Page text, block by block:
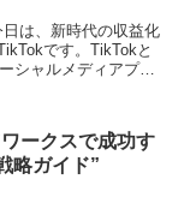
は、新時代の収益化
です。TikTokと
シャルメディアプラ
ークスで成功す
略ガイド”